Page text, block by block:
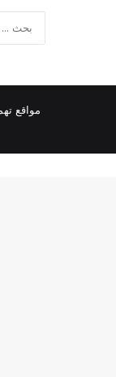
مواقع